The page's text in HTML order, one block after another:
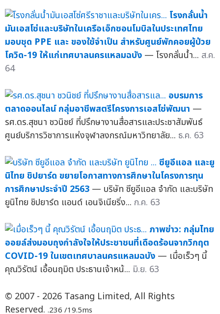
โรงกลั่นน้ำ
มันเอสโซ่และบริษัทในเครือเอ็กซอนโมบิลในประเทศไทย
มอบชุด PPE และ ของใช้จำเป็น สำหรับศูนย์พักคอยผู้ป่วย
โควิด-19 ให้แก่เทศบาลนครแหลมฉบัง — โรงกลั่นน้ำ... ส.ค.
64
อบรมการ
ตลาดออนไลน์ กลุ่มอาชีพสตรีโครงการเอสโซ่พัฒนา —
รศ.ดร.สุชนา ชวนิชย์ ที่ปรึกษางานสื่อสารและประชาสัมพันธ์
ศูนย์บริการวิชาการแห่งจุฬาลงกรณ์มหาวิทยาลัย... ธ.ค. 63
ซียูอีแอล และยู
นิไทย ชิปยาร์ด ขยายโอกาสทางการศึกษาในโครงการทุน
การศึกษาประจำปี 2563 — บริษัท ซียูอีแอล จำกัด และบริษัท
ยูนิไทย ชิปยาร์ด แอนด์ เอนจิเนียริ่ง... ก.ค. 63
ภาพข่าว: กลุ่มไทย
ออยล์ส่งมอบถุงกำลังใจให้ประชาชนที่เดือดร้อนจากวิกฤต
COVID-19 ในเขตเทศบาลนครแหลมฉบัง — เมื่อเร็วๆ นี้
คุณวิรัตน์ เอื้อนฤมิต ประธานเจ้าหน้... มิ.ย. 63
© 2007 - 2026 Tasang Limited, All Rights
Reserved. .236 /19.5ms